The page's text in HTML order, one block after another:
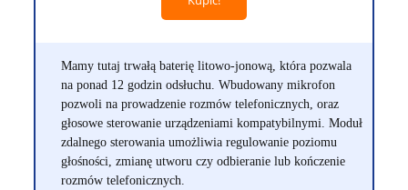
Mamy tutaj trwałą baterię litowo-jonową, która pozwala
na ponad 12 godzin odsłuchu. Wbudowany mikrofon
pozwoli na prowadzenie rozmów telefonicznych, oraz
głosowe sterowanie urządzeniami kompatybilnymi. Moduł
zdalnego sterowania umożliwia regulowanie poziomu
głośności, zmianę utworu czy odbieranie lub kończenie
rozmów telefonicznych.